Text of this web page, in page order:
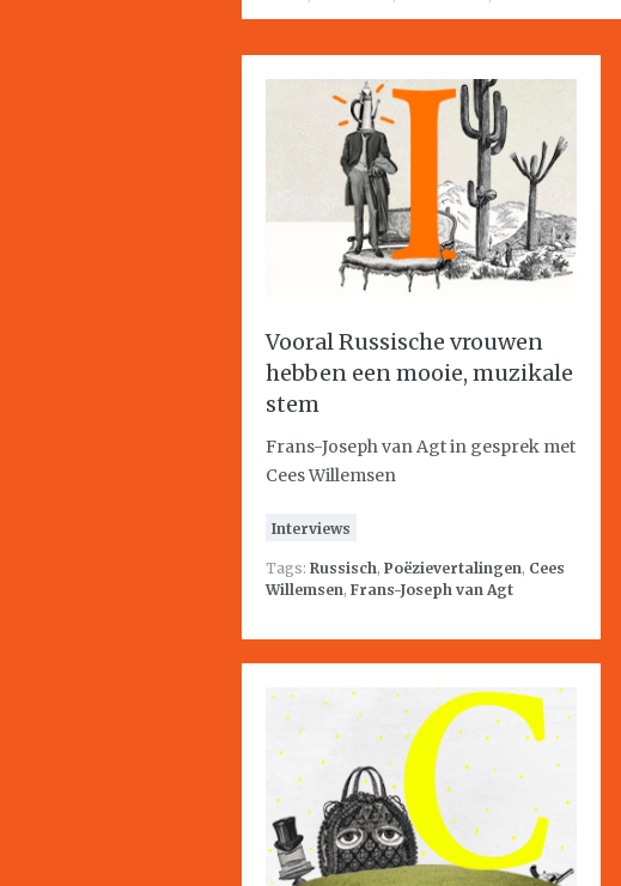
Vooral Russische vrouwen
hebben een mooie, muzikale
stem
Frans-Joseph van Agt in gesprek met
Cees Willemsen
Interviews
Tags: Russisch, Poëzievertalingen, Cees
Willemsen, Frans-Joseph van Agt